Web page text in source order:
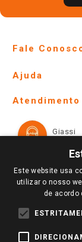
Fale
Lojas Físicas e
Ofertas
Televendas
Notícias
Perguntas
Identidade
Ajuda
Formas de
Trocas e
Atendimento
Giassi
Redes
Este website usa
utilizar o nosso
de acordo